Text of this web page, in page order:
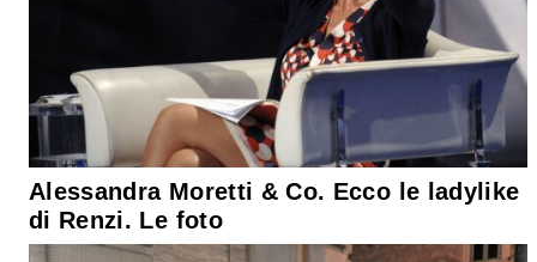
Alessandra Moretti & Co. Ecco le ladylike
di Renzi. Le foto